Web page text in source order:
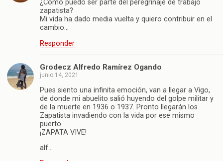
¿Cómo puedo ser parte del peregrinaje de trabajo
zapatista?
Mi vida ha dado media vuelta y quiero contribuir en el
cambio…
Responder
Grodecz Alfredo Ramírez Ogando
junio 14, 2021
Pues siento una infinita emoción, van a llegar a Vigo,
de donde mi abuelito salió huyendo del golpe militar y
de la muerte en 1936 o 1937. Pronto llegarán los
Zapatista invadiendo con la vida por ese mismo
puerto.
¡ZAPATA VIVE!
alf…